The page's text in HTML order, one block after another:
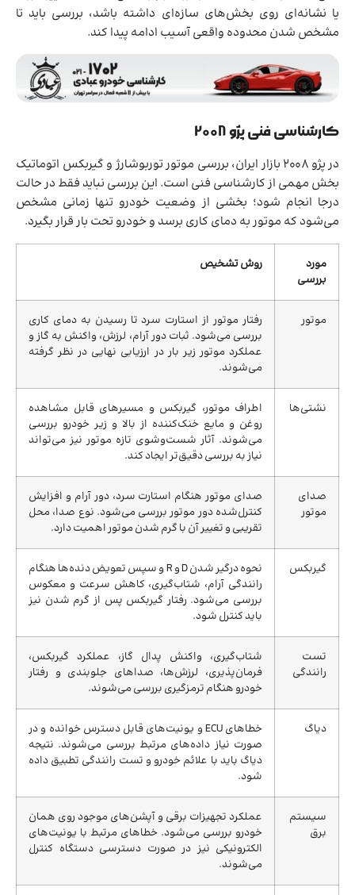
یا نشانه‌ای روی بخش‌های سازه‌ای داشته باشد، بررسی باید تا
مشخص شدن محدوده واقعی آسیب ادامه پیدا کند.
کارشناسی فنی پژو 2008
در پژو 2008 بازار ایران، بررسی موتور توربوشارژ و گیربکس اتوماتیک
بخش مهمی از کارشناسی فنی است. این بررسی نباید فقط در حالت
درجا انجام شود؛ بخشی از وضعیت خودرو تنها زمانی مشخص
می‌شود که موتور به دمای کاری برسد و خودرو تحت بار قرار بگیرد.
مورد
بررسی
روش تشخیص
موتور
رفتار موتور از استارت سرد تا رسیدن به دمای کاری
بررسی می‌شود. ثبات دور آرام، لرزش، واکنش به گاز و
عملکرد موتور زیر بار در ارزیابی نهایی در نظر گرفته
می‌شوند.
نشتی‌ها
اطراف موتور، گیربکس و مسیرهای قابل مشاهده
روغن و مایع خنک‌کننده از بالا و زیر خودرو بررسی
می‌شوند. آثار شست‌وشوی تازه موتور نیز می‌تواند
نیاز به بررسی دقیق‌تر ایجاد کند.
صدای
موتور
صدای موتور هنگام استارت سرد، دور آرام و افزایش
کنترل‌شده دور موتور بررسی می‌شود. نوع صدا، محل
تقریبی و تغییر آن با گرم شدن موتور اهمیت دارد.
گیربکس
نحوه درگیر شدن D و R و سپس تعویض دنده‌ها هنگام
رانندگی آرام، شتاب‌گیری، کاهش سرعت و معکوس
بررسی می‌شود. رفتار گیربکس پس از گرم شدن نیز
باید کنترل شود.
تست
رانندگی
شتاب‌گیری، واکنش پدال گاز، عملکرد گیربکس،
فرمان‌پذیری، لرزش‌ها، صداهای جلوبندی و رفتار
خودرو هنگام ترمزگیری بررسی می‌شوند.
دیاگ
خطاهای ECU و یونیت‌های قابل دسترس خوانده و در
صورت نیاز داده‌های مرتبط بررسی می‌شوند. نتیجه
دیاگ باید با علائم خودرو و تست رانندگی تطبیق داده
شود.
سیستم
برق
عملکرد تجهیزات برقی و آپشن‌های موجود روی همان
خودرو بررسی می‌شود. خطاهای مرتبط با یونیت‌های
الکترونیکی نیز در صورت دسترسی دستگاه کنترل
می‌شوند.